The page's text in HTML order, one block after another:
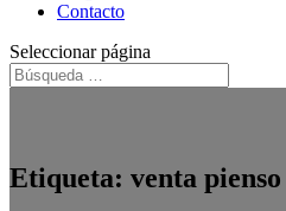
Contacto
Seleccionar página
Etiqueta: venta